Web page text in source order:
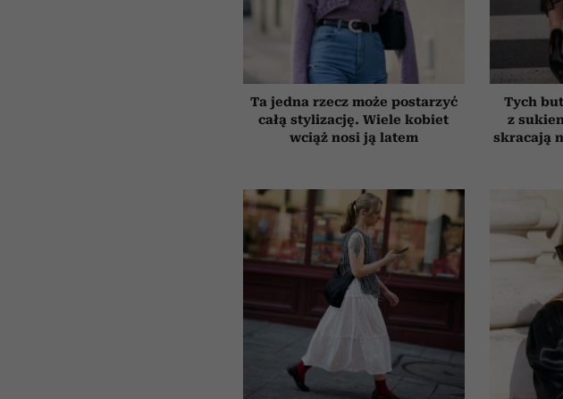
Ta jedna rzecz może postarzyć
całą stylizację. Wiele kobiet
wciąż nosi ją latem
Tych
z
skracają